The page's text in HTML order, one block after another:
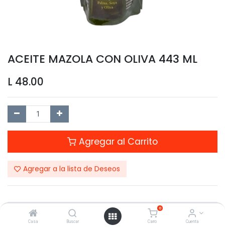
Casa Buscar
0
Carro Cuenta
ACEITE MAZOLA CON OLIVA 443 ML
L 48.00
Agregar al Carrito
Agregar a la lista de Deseos
Compartir este Producto: